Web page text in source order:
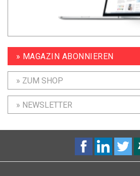
» MAGAZIN ABONNIEREN
» ZUM SHOP
» NEWSLETTER